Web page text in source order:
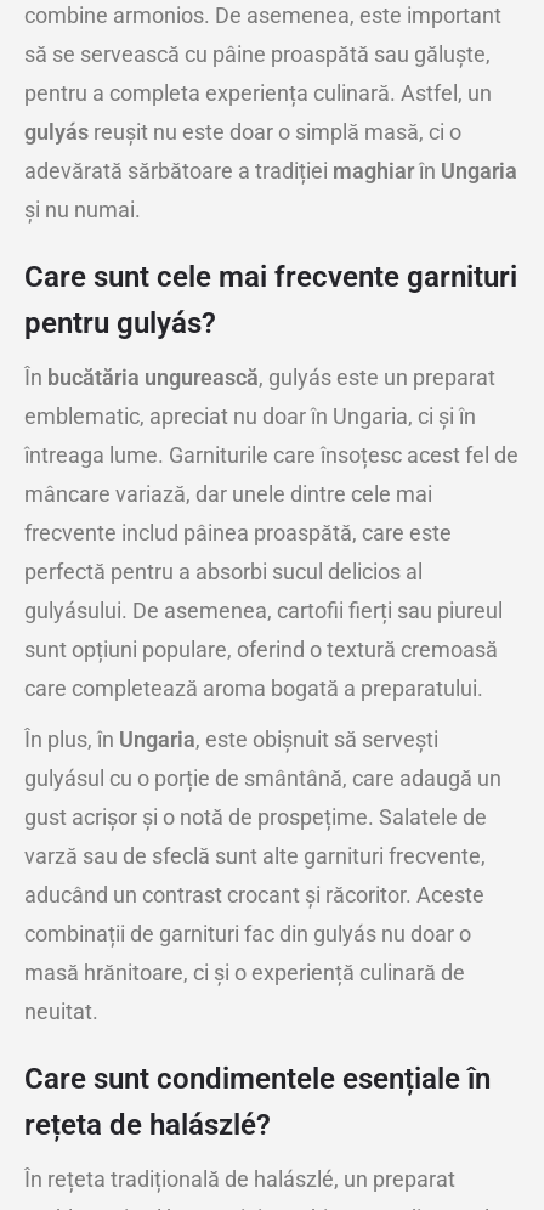
combine armonios. De asemenea, este important
să se servească cu pâine proaspătă sau găluște,
pentru a completa experiența culinară. Astfel, un
gulyás reușit nu este doar o simplă masă, ci o
adevărată sărbătoare a tradiției maghiarîn Ungaria
și nu numai.
Care sunt cele mai frecvente garnituri
pentru gulyás?
În bucătăria ungurească, gulyás este un preparat
emblematic, apreciat nu doar în Ungaria, ci și în
întreaga lume. Garniturile care însoțesc acest fel de
mâncare variază, dar unele dintre cele mai
frecvente includ pâinea proaspătă, care este
perfectă pentru a absorbi sucul delicios al
gulyásului. De asemenea, cartofii fierți sau piureul
sunt opțiuni populare, oferind o textură cremoasă
care completează aroma bogată a preparatului.
În plus, în Ungaria, este obișnuit să servești
gulyásul cu o porție de smântână, care adaugă un
gust acrișor și o notă de prospețime. Salatele de
varză sau de sfeclă sunt alte garnituri frecvente,
aducând un contrast crocant și răcoritor. Aceste
combinații de garnituri fac din gulyás nu doar o
masă hrănitoare, ci și o experiență culinară de
neuitat.
Care sunt condimentele esențiale în
rețeta de halászlé?
În rețeta tradițională de halászlé, un preparat